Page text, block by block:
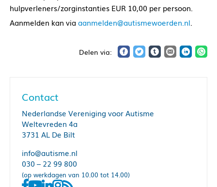
hulpverleners/zorginstanties EUR 10,00 per persoon.
Aanmelden kan viaaanmelden@autismewoerden.nl.
Contact
Nederlandse Vereniging voor Autisme
Weltevreden 4a
3731 AL De Bilt
info@autisme.nl
030 – 22 99 800
(op werkdagen van 10.00 tot 14.00)